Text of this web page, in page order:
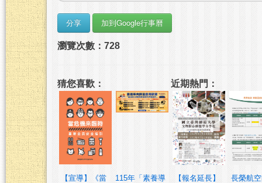
瀏覽次數：728
猜您喜歡：
【宣導】《當
115年「素養導
近期熱門：
【報名延長】
長榮航